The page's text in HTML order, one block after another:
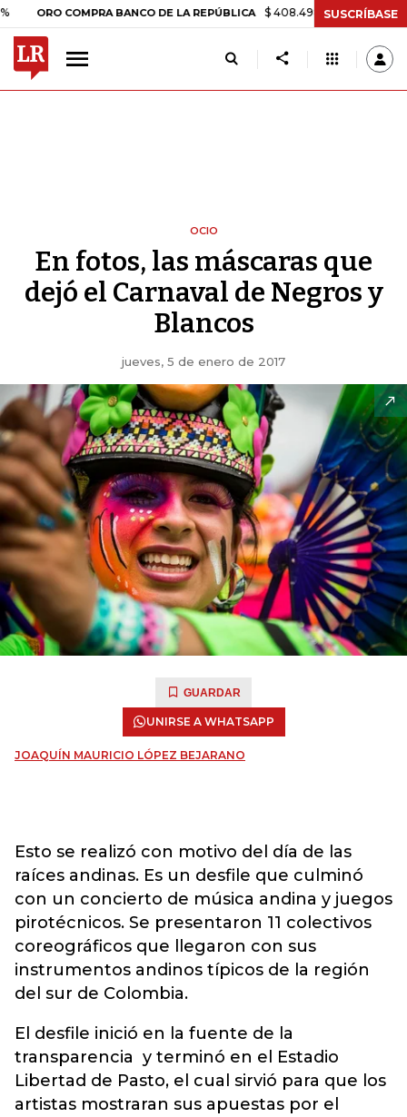
COMPRA BANCO DE LA REPÚBLICA $ 408.498,97 +$ 8.753,81
SUSCRÍBASE
OCIO
En fotos, las máscaras que
dejó el Carnaval de Negros y
Blancos
jueves, 5 de enero de 2017
GUARDAR
UNIRSE A WHATSAPP
JOAQUÍN MAURICIO LÓPEZ BEJARANO
Esto se realizó con motivo del día de las
raíces andinas. Es un desfile que culminó
con un concierto de música andina y juegos
pirotécnicos. Se presentaron 11 colectivos
coreográficos que llegaron con sus
instrumentos andinos típicos de la región
del sur de Colombia.
El desfile inició en la fuente de la
transparencia y terminó en el Estadio
Libertad de Pasto, el cual sirvió para que los
artistas mostraran sus apuestas por el